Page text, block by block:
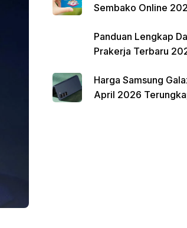
Sembako Online
Panduan Lengkap
Prakerja Terbaru
Harga Samsung
April 2026